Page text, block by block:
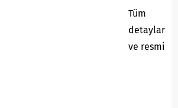
Tüm
detaylar
ve resmi